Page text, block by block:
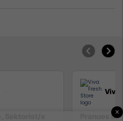
Viva
Pranues×